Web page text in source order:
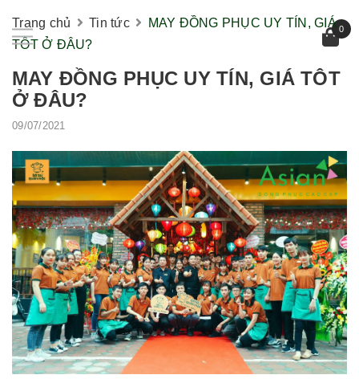
0
Trang chủ Tin tức
MAY ĐỒNG PHỤC UY TÍN, GIÁ
TÔT Ở ĐÂU?
MAY ĐỒNG PHỤC UY TÍN, GIÁ TÔT
Ở ĐÂU?
09/07/2021